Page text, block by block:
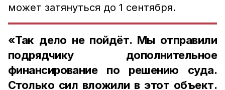
может затянуться до 1 сентября.
«Так дело не пойдёт. Мы отправили
подрядчику дополнительное
финансирование по решению суда.
Столько сил вложили в этот объект.